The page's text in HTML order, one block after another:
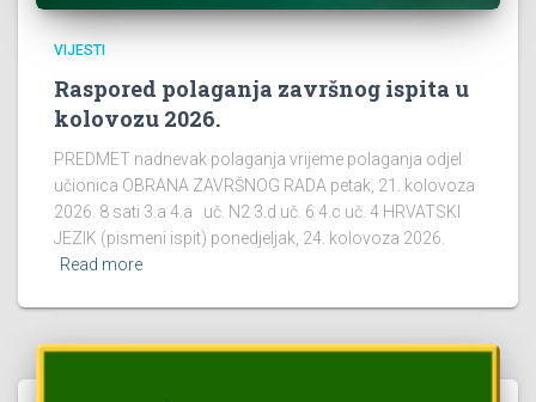
VIJESTI
Raspored polaganja završnog ispita u
kolovozu 2026.
PREDMET nadnevak polaganja vrijeme polaganja odjel
učionica OBRANA ZAVRŠNOG RADA petak, 21. kolovoza
2026. 8 sati 3.a 4.a uč. N2 3.d uč. 6 4.c uč. 4 HRVATSKI
JEZIK (pismeni ispit) ponedjeljak, 24. kolovoza 2026.
Read more